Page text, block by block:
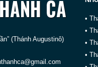
(Thánh Augustinô)
•
•
•
•